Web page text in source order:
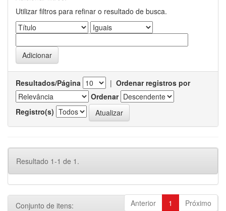
Utilizar filtros para refinar o resultado de busca.
Resultados/Página | Ordenar registros por
Ordenar
Registro(s)
Resultado 1-1 de 1.
Anterior 1 Próximo
Conjunto de itens: